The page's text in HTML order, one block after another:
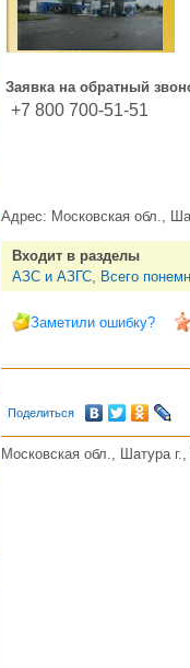
Заявка на обратный
+7 800 700-51-51
Адрес: Московская обл.,
Входит в разделы
АЗС и АЗГС, Всего
Заметили ошибку?
Поделиться
Московская обл., Шатура